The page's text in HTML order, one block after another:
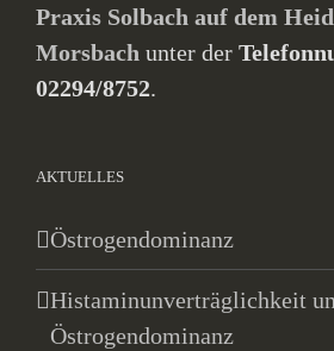
Praxis Solbach auf dem
Morsbach unter der
02294/8752.
AKTUELLES
Östrogendominanz
Histaminunverträglichkeit
Östrogendominanz